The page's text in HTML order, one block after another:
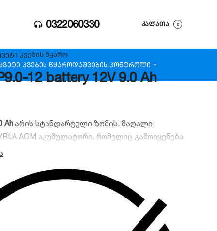
0322060330 ᲙᲐᲚᲐᲗᲐ 0
კვების წყაროდაშვების კონტროლი
კვების წყარო
12 battery 12V 9.0 Ah
Ahარის სტანდარტული ზომის, მაღალი
AGM აკუმულატორი, რომელიც გამოიყენება
9.0 Ah.